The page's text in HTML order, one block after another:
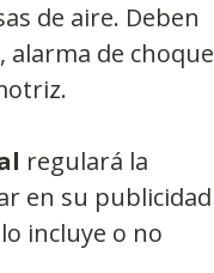
de aire. Deben
alarma de choque
regulará la
en su publicidad
incluye o no